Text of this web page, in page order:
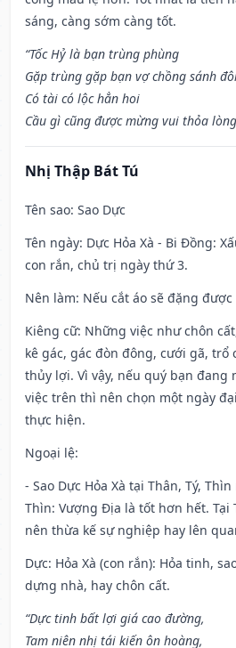
sáng, càng sớm càng tốt.
“Tốc Hỷ là bạn trùng phùng
Gặp trùng gặp bạn vợ chồng sánh
Có tài có lộc hẳn hoi
Cầu gì cũng được mừng vui thỏa
Nhị Thập Bát Tú
Tên sao: Sao Dực
Tên ngày: Dực Hỏa Xà - Bi Đồng:
con rắn, chủ trị ngày thứ 3.
Nên làm: Nếu cắt áo sẽ đặng
Kiêng cữ: Những việc như chôn
kê gác, gác đòn đông, cưới gã, trổ
thủy lợi. Vì vậy, nếu quý bạn đang
việc trên thì nên chọn một ngày
thực hiện.
Ngoại lệ:
- Sao Dực Hỏa Xà tại Thân, Tý,
Thìn: Vượng Địa là tốt hơn hết. Tại
nên thừa kế sự nghiệp hay lên
Dực: Hỏa Xà (con rắn): Hỏa tinh,
dựng nhà, hay chôn cất.
“Dực tinh bất lợi giá cao đường,
Tam niên nhị tái kiến ôn hoàng,